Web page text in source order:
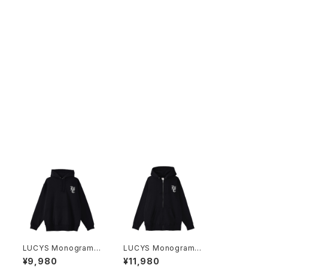
LUCYS Monogram L
ogoプルオーバーパー
カー 1014-23022132
¥9,980
LUCYS Monogram L
ogoフルジップパーカー
1014-230221323
¥11,980